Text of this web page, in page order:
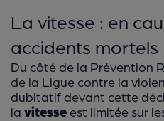
La vitesse : en
accidents mortels
Du côté de la Prévention
de la Ligue contre la
dubitatif devant cette
la vitesse est limitée sur